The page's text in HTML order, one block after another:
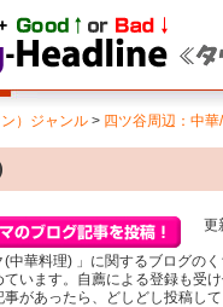
ン）ジャンル > 四ツ谷周辺：中
更
(中華料理) 」に関するブログの
います。自薦による登録も受
があったら、どしどし投稿し